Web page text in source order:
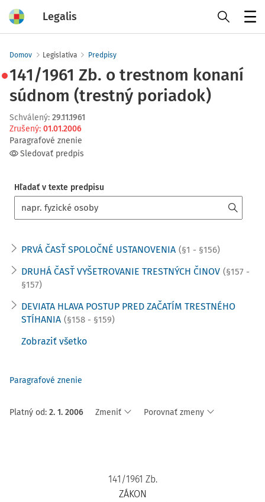
Legalis
Domov Legislatíva Predpisy
141/1961 Zb. o trestnom konaní
súdnom (trestný poriadok)
Schválený: 29.11.1961
Zrušený: 01.01.2006
Paragrafové znenie
Sledovať predpis
Hľadať v texte predpisu
PRVÁ ČASŤ SPOLOČNÉ USTANOVENIA (§1 - §156)
DRUHÁ ČASŤ VYŠETROVANIE TRESTNÝCH ČINOV (§157 -
§157)
DEVIATA HLAVA POSTUP PRED ZAČATÍM TRESTNÉHO
STÍHANIA (§158 - §159)
Zobraziť všetko
Paragrafové znenie
Platný od: 2. 1. 2006 Zmeniť Porovnať zmeny
141/1961 Zb.
ZÁKON